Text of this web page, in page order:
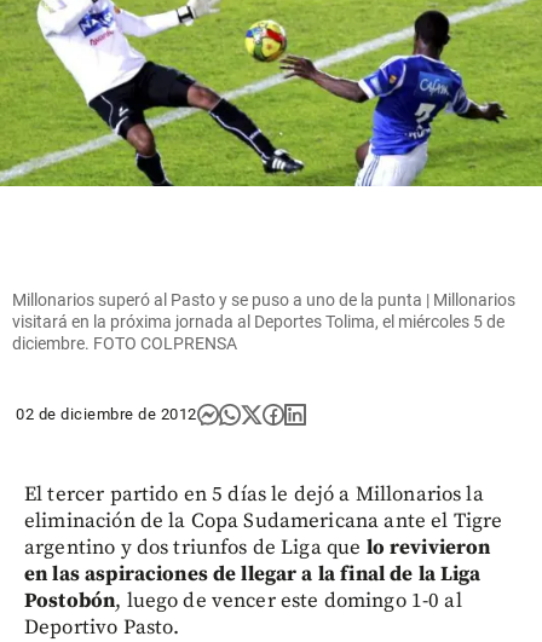
Millonarios superó al Pasto y se puso a uno de la punta | Millonarios
visitará en la próxima jornada al Deportes Tolima, el miércoles 5 de
diciembre. FOTO COLPRENSA
02 de diciembre de 2012
El tercer partido en 5 días le dejó a Millonarios la
eliminación de la Copa Sudamericana ante el Tigre
argentino y dos triunfos de Liga que lo revivieron
en las aspiraciones de llegar a la final de la Liga
Postobón, luego de vencer este domingo 1-0 al
Deportivo Pasto.